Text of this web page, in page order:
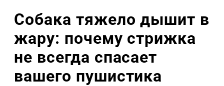
Собака тяжело дышит в
жару: почему стрижка
не всегда спасает
вашего пушистика